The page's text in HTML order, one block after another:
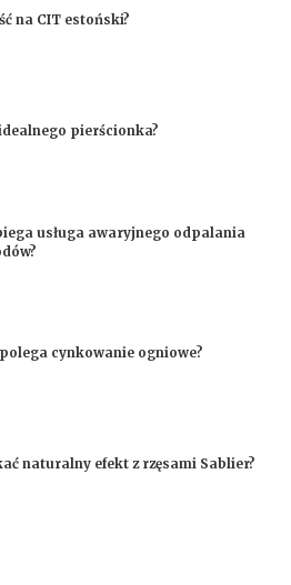
na CIT estoński?
pierścionka?
usługa awaryjnego odpalania
cynkowanie ogniowe?
naturalny efekt z rzęsami Sablier?